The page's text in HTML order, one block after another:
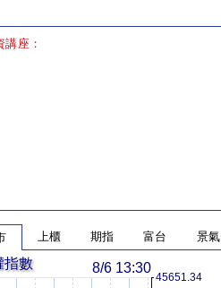
講座：
上櫃 期指 富台 景氣
8/6 13:30
指數
45651.34